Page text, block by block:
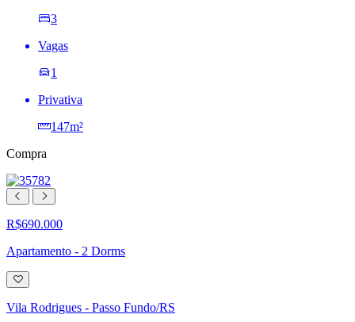
3
Vagas
1
Privativa
147m²
Compra
R$690.000
Apartamento - 2 Dorms
Adicionar
à
lista
de
Vila Rodrigues - Passo Fundo/RS